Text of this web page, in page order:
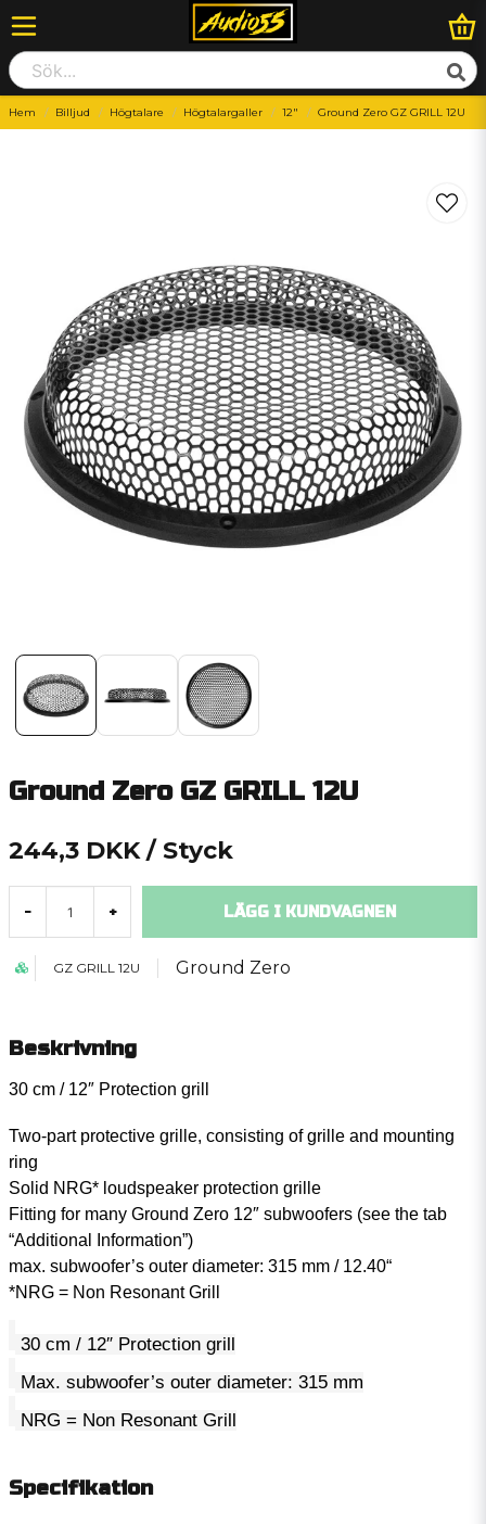
Hem Billjud Högtalare Högtalargaller 12" Ground Zero GZ GRILL 12U
Ground Zero GZ GRILL 12U
244,3 DKK / Styck
- + LÄGG I KUNDVAGNEN
GZ GRILL 12U Ground Zero
Beskrivning
30 cm / 12″ Protection grill
Two-part protective grille, consisting of grille and mounting
ring
Solid NRG* loudspeaker protection grille
Fitting for many Ground Zero 12″ subwoofers (see the tab
“Additional Information”)
max. subwoofer’s outer diameter: 315 mm / 12.40“
*NRG = Non Resonant Grill
30 cm / 12″ Protection grill
Max. subwoofer’s outer diameter: 315 mm
NRG = Non Resonant Grill
Specifikation